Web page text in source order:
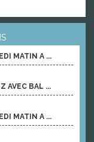
MATIN A ...
AVEC BAL ...
MATIN A ...